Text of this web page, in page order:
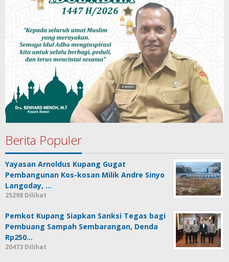
Berita Populer
Yayasan Arnoldus Kupang Gugat
Pembangunan Kos-kosan Milik Andre Sinyo
Langoday, …
25298 Dilihat
Pemkot Kupang Siapkan Sanksi Tegas bagi
Pembuang Sampah Sembarangan, Denda
Rp250…
20473 Dilihat